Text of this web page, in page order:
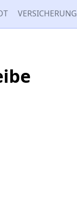
VERSICHERUNG